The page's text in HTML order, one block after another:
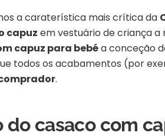
a caraterística mais crítica da
capuz em vestuário de criança a
capuz para bebéa conceção
todos os acabamentos (por
.
casaco com